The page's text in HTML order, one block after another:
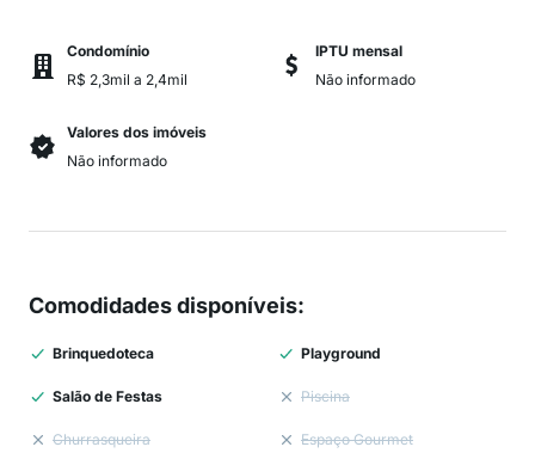
Condomínio
R$ 2,3mil a 2,4mil
IPTU mensal
Não informado
Valores dos imóveis
Não informado
Comodidades disponíveis:
Brinquedoteca Playground
Salão de Festas Piscina
Churrasqueira Espaço Gourmet